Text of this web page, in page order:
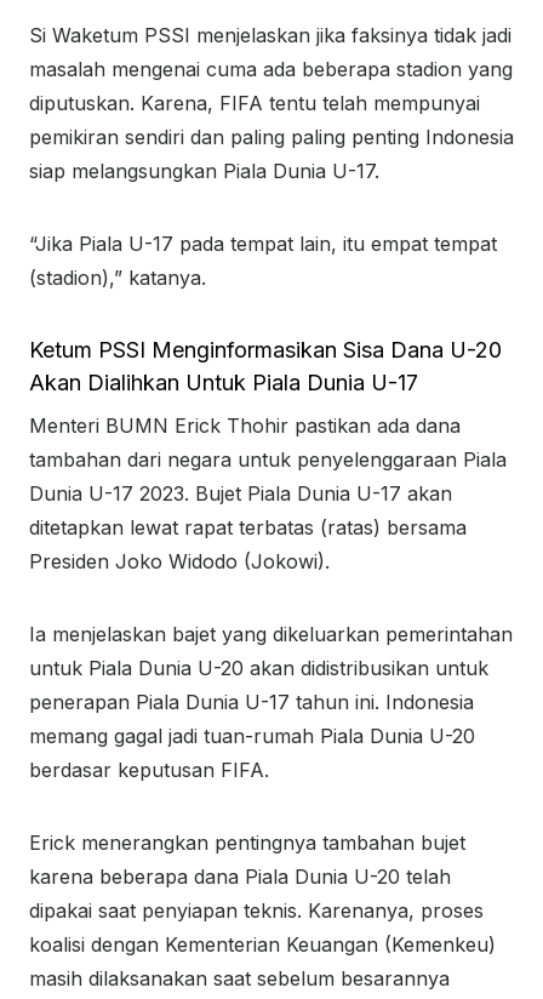
Si Waketum PSSI menjelaskan jika faksinya tidak jadi
masalah mengenai cuma ada beberapa stadion yang
diputuskan. Karena, FIFA tentu telah mempunyai
pemikiran sendiri dan paling paling penting Indonesia
siap melangsungkan Piala Dunia U-17.
“Jika Piala U-17 pada tempat lain, itu empat tempat
(stadion),” katanya.
Ketum PSSI Menginformasikan Sisa Dana U-20
Akan Dialihkan Untuk Piala Dunia U-17
Menteri BUMN Erick Thohir pastikan ada dana
tambahan dari negara untuk penyelenggaraan Piala
Dunia U-17 2023. Bujet Piala Dunia U-17 akan
ditetapkan lewat rapat terbatas (ratas) bersama
Presiden Joko Widodo (Jokowi).
Ia menjelaskan bajet yang dikeluarkan pemerintahan
untuk Piala Dunia U-20 akan didistribusikan untuk
penerapan Piala Dunia U-17 tahun ini. Indonesia
memang gagal jadi tuan-rumah Piala Dunia U-20
berdasar keputusan FIFA.
Erick menerangkan pentingnya tambahan bujet
karena beberapa dana Piala Dunia U-20 telah
dipakai saat penyiapan teknis. Karenanya, proses
koalisi dengan Kementerian Keuangan (Kemenkeu)
masih dilaksanakan saat sebelum besarannya